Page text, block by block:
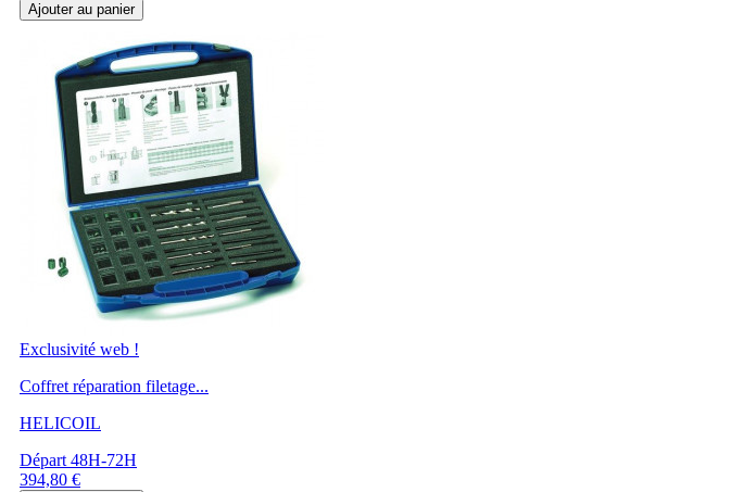
Ajouter au panier
Exclusivité web !
Coffret réparation filetage...
HELICOIL
Départ 48H-72H
Prix
394,80 €